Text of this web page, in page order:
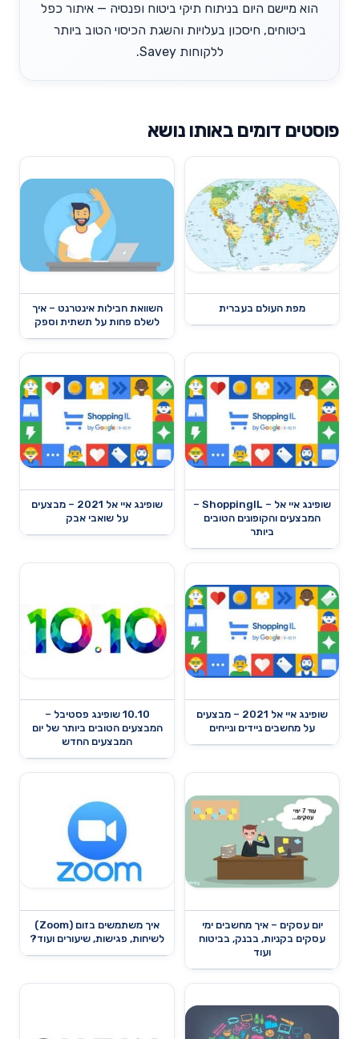
הוא מיישם היום בניתוח תיקי ביטוח ופנסיה — איתור כפל
ביטוחים, חיסכון בעלויות והשגת הכיסוי הטוב ביותר
ללקוחות Savey.
פוסטים דומים באותו נושא
מפת העולם בעברית
השוואת חבילות אינטרנט – איך
לשלם פחות על תשתית וספק
שופינג איי אל – ShoppingIL –
המבצעים והקופונים הטובים
ביותר
שופינג איי אל 2021 – מבצעים
על שואבי אבק
שופינג איי אל 2021 – מבצעים
על מחשבים ניידים ונייחים
10.10 שופינג פסטיבל –
המבצעים הטובים ביותר של יום
המבצעים החדש
יום עסקים – איך מחשבים ימי
עסקים בקניות, בבנק, בביטוח
ועוד
איך משתמשים בזום (Zoom)
לשיחות, פגישות, שיעורים ועוד?